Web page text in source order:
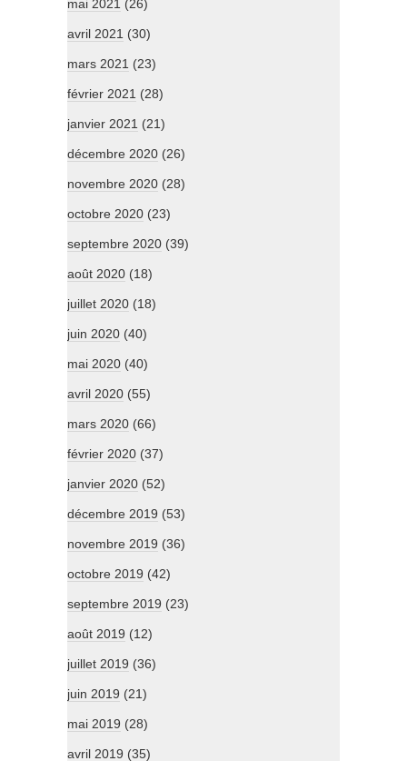
mai 2021 (26)
avril 2021 (30)
mars 2021 (23)
février 2021 (28)
janvier 2021 (21)
décembre 2020 (26)
novembre 2020 (28)
octobre 2020 (23)
septembre 2020 (39)
août 2020 (18)
juillet 2020 (18)
juin 2020 (40)
mai 2020 (40)
avril 2020 (55)
mars 2020 (66)
février 2020 (37)
janvier 2020 (52)
décembre 2019 (53)
novembre 2019 (36)
octobre 2019 (42)
septembre 2019 (23)
août 2019 (12)
juillet 2019 (36)
juin 2019 (21)
mai 2019 (28)
avril 2019 (35)